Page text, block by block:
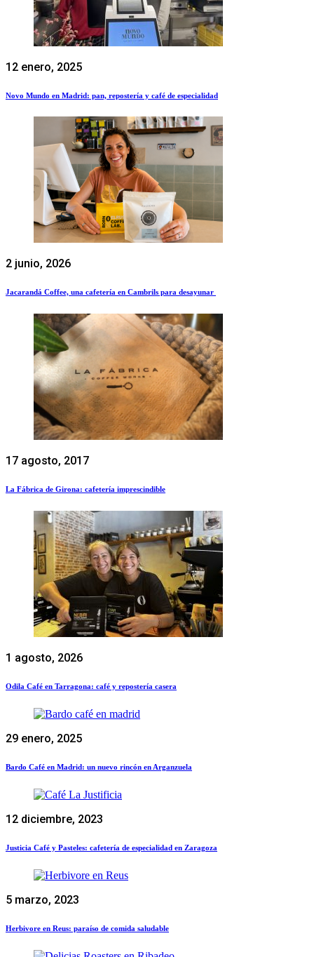
12 enero, 2025
Novo Mundo en Madrid: pan, repostería y café de especialidad
2 junio, 2026
Jacarandá Coffee, una cafetería en Cambrils para desayunar
17 agosto, 2017
La Fábrica de Girona: cafetería imprescindible
1 agosto, 2026
Odila Café en Tarragona: café y repostería casera
29 enero, 2025
Bardo Café en Madrid: un nuevo rincón en Arganzuela
12 diciembre, 2023
Justicia Café y Pasteles: cafetería de especialidad en Zaragoza
5 marzo, 2023
Herbivore en Reus: paraíso de comida saludable